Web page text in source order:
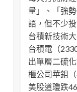
量」、「強
語，但不少
台積新技術
台積電（
出單層二硫
櫃公司華鉬
美股道瓊跌